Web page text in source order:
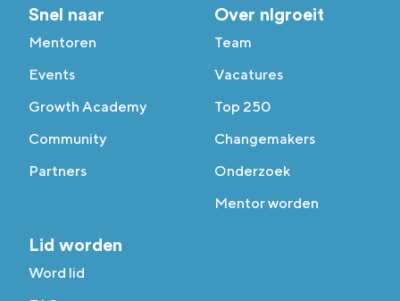
Snel naar
Mentoren
Events
Growth Academy
Community
Partners
Over nlgroeit
Team
Vacatures
Top 250
Changemakers
Onderzoek
Mentor worden
Lid worden
Word lid